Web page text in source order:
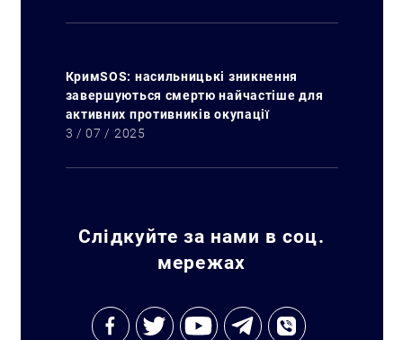
КримSOS: насильницькі зникнення
завершуються смертю найчастіше для
активних противників окупації
3 / 07 / 2025
Слідкуйте за нами в соц.
мережах